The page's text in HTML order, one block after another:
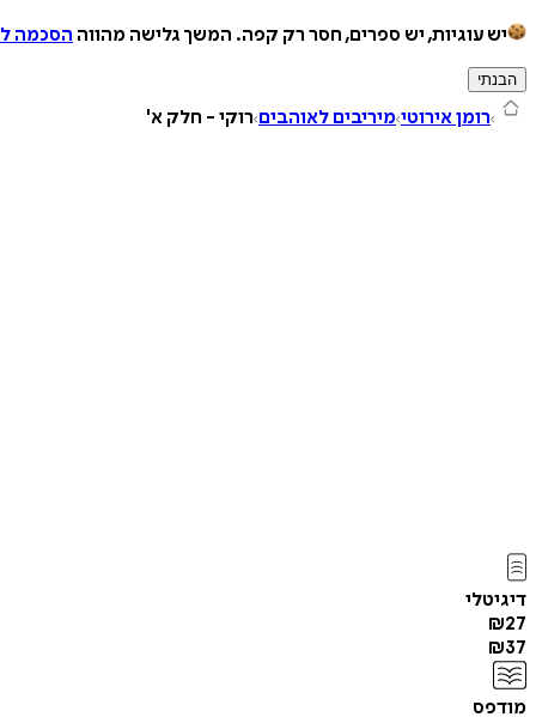
יש עוגיות, יש ספרים, חסר רק קפה. המשך גלישה מהווה הסכמה
הבנתי
רומן אירוטי מיריבים לאוהבים רוקי - חלק א'
דיגיטלי
₪27
₪37
מודפס